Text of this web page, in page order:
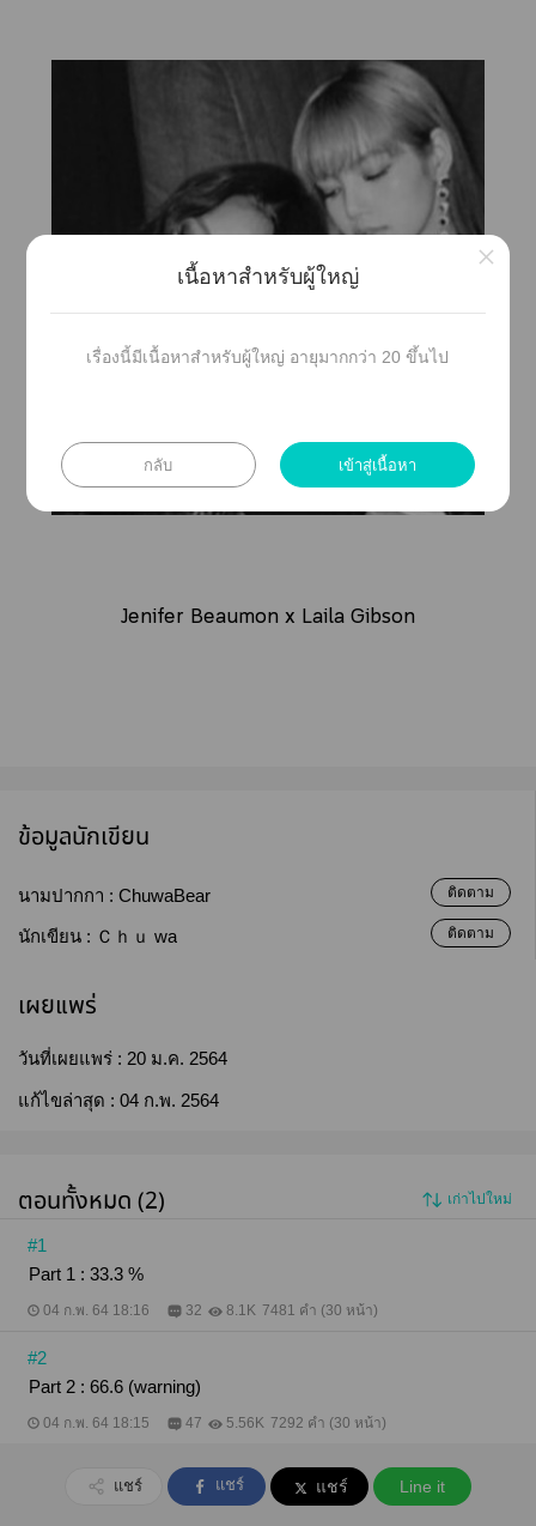
Jenifer Beaumon x Laila Gibson
ข้อมูลนักเขียน
นามปากกา : ChuwaBear ติดตาม
นักเขียน : Ｃｈｕ wa ติดตาม
เผยแพร่
วันที่เผยแพร่ : 20 ม.ค. 2564
แก้ไขล่าสุด : 04 ก.พ. 2564
ตอนทั้งหมด (2) เก่าไปใหม่
#1
Part 1 : 33.3 %
04 ก.พ. 64 18:16 32 8.1K 7481 คำ (30 หน้า)
#2
Part 2 : 66.6 (warning)
04 ก.พ. 64 18:15 47 5.56K 7292 คำ (30 หน้า)
แชร์ แชร์ แชร์ Line it
เนื้อหาสำหรับผู้ใหญ่
เรื่องนี้มีเนื้อหาสำหรับผู้ใหญ่ อายุมากกว่า 20 ขึ้นไป
กลับ เข้าสู่เนื้อหา
×